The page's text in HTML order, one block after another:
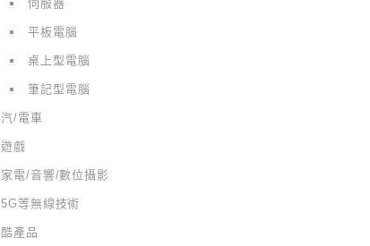
伺服器
平板電腦
桌上型電腦
筆記型電腦
汽/電車
遊戲
家電/音響/數位攝影
5G等無線技術
酷產品